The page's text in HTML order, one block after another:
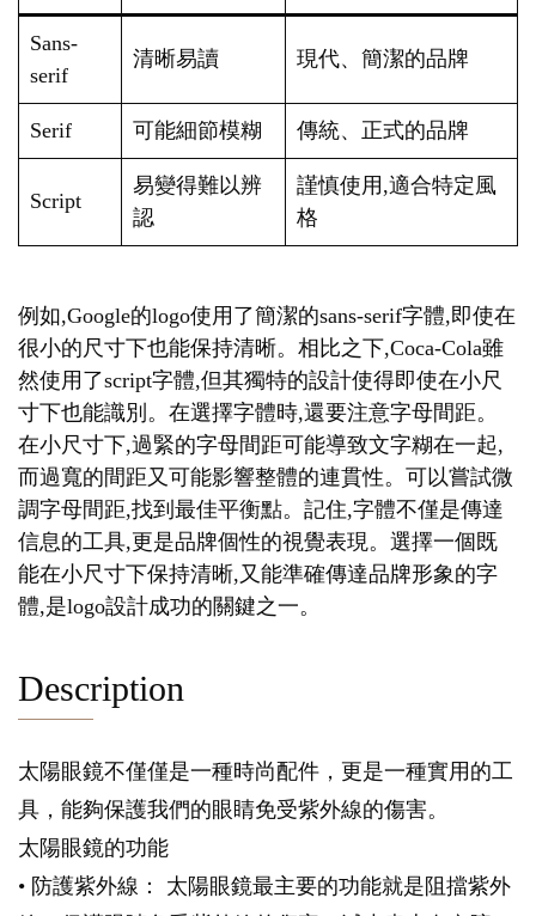
Sans-
serif
清晰易讀 現代、簡潔的品牌
Serif 可能細節模糊 傳統、正式的品牌
Script
易變得難以辨
認
謹慎使用,適合特定風
格
例如,Google的logo使用了簡潔的sans-serif字體,即使在
很小的尺寸下也能保持清晰。相比之下,Coca-Cola雖
然使用了script字體,但其獨特的設計使得即使在小尺
寸下也能識別。在選擇字體時,還要注意字母間距。
在小尺寸下,過緊的字母間距可能導致文字糊在一起,
而過寬的間距又可能影響整體的連貫性。可以嘗試微
調字母間距,找到最佳平衡點。記住,字體不僅是傳達
信息的工具,更是品牌個性的視覺表現。選擇一個既
能在小尺寸下保持清晰,又能準確傳達品牌形象的字
體,是logo設計成功的關鍵之一。
Description
太陽眼鏡不僅僅是一種時尚配件，更是一種實用的工
具，能夠保護我們的眼睛免受紫外線的傷害。
太陽眼鏡的功能
• 防護紫外線： 太陽眼鏡最主要的功能就是阻擋紫外